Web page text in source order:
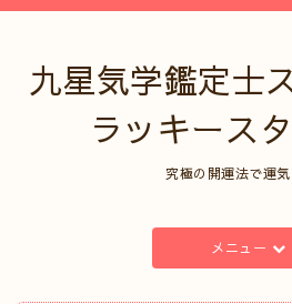
九星気学鑑定士
ラッキース
究極の開運法で運
メニュー